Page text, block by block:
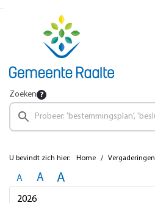
Ga naar de inhoud van deze pagina
Ga naar het zoeken
Zoeken
U bevindt zich hier: Home Vergaderingen
A A A
2026